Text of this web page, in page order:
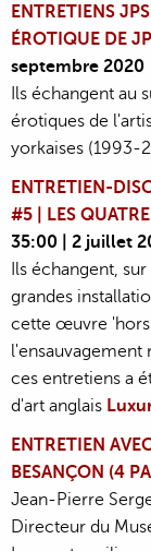
ENTRETIENS
ÉROTIQUE DE
septembre 2020
Ils échangent au
érotiques de
yorkaises (1993-
ENTRETIEN-
#5 | LES
35:00 | 2 juillet
Ils échangent,
grandes
cette œuvre
l'ensauvagement
ces entretiens a
d'art anglais
ENTRETIEN
BESANÇON (4
Jean-Pierre
Directeur du